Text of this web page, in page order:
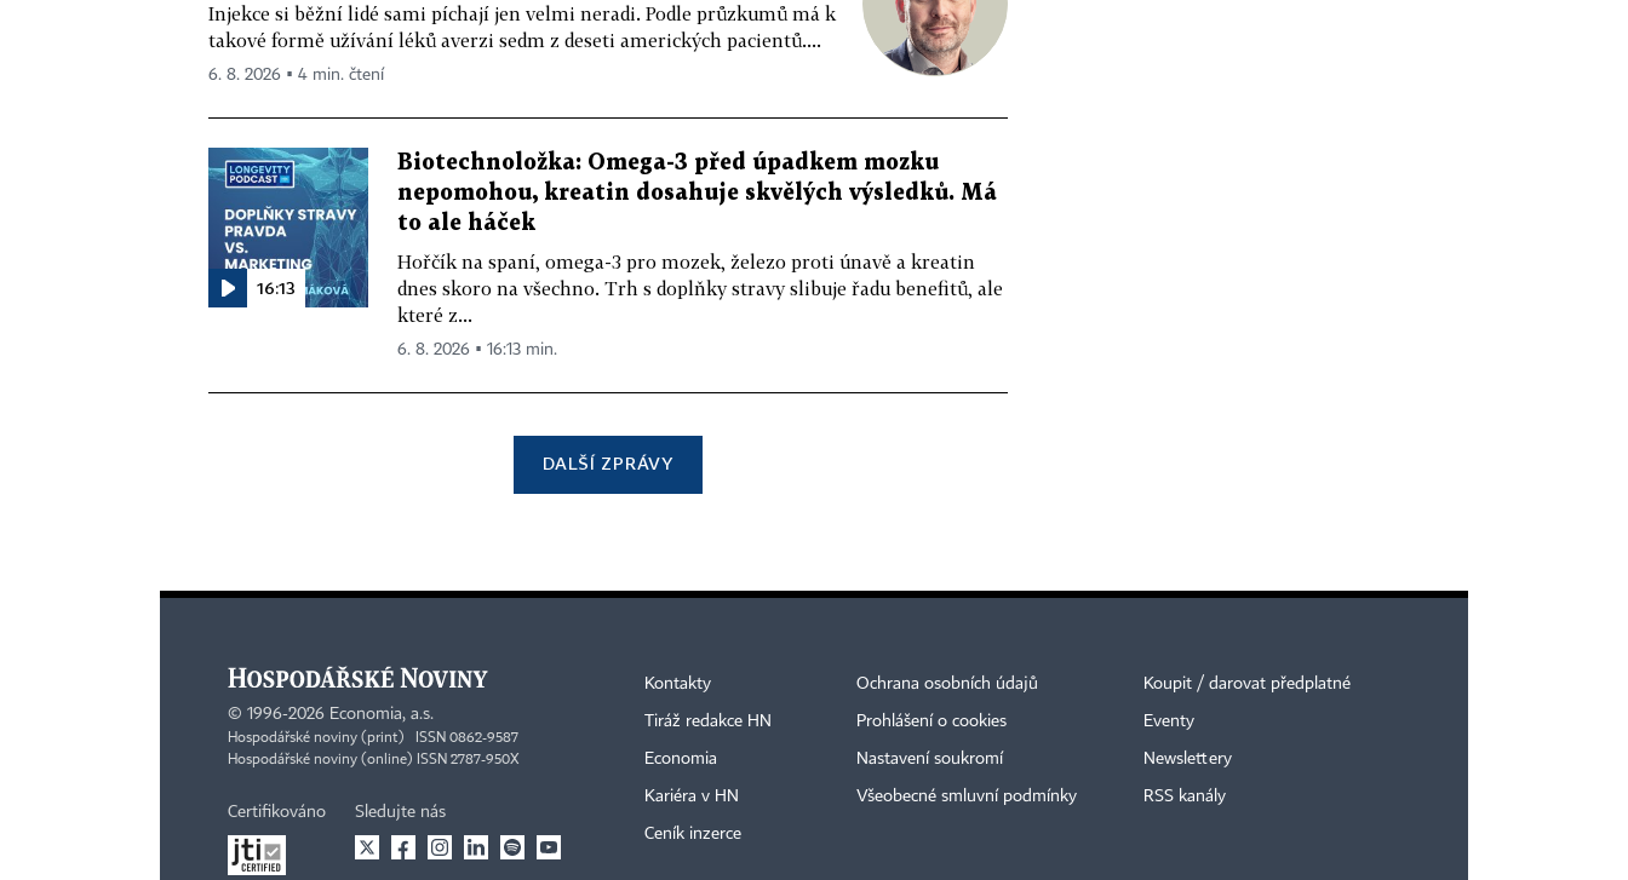
Injekce si běžní lidé sami píchají jen velmi neradi. Podle průzkumů má k
takové formě užívání léků averzi sedm z deseti amerických pacientů....
6. 8. 2026 ▪ 4 min. čtení
16:13
Biotechnoložka: Omega-3 před úpadkem mozku
nepomohou, kreatin dosahuje skvělých výsledků. Má
to ale háček
Hořčík na spaní, omega-3 pro mozek, železo proti únavě a kreatin
dnes skoro na všechno. Trh s doplňky stravy slibuje řadu benefitů, ale
které z...
6. 8. 2026 ▪ 16:13 min.
DALŠÍ ZPRÁVY
© 1996-2026 Economia, a.s.
Hospodářské noviny (print) ISSN 0862-9587
Hospodářské noviny (online) ISSN 2787-950X
Certifikováno Sledujte nás
Kontakty
Tiráž redakce HN
Economia
Kariéra v HN
Ceník inzerce
Ochrana osobních údajů
Prohlášení o cookies
Nastavení soukromí
Všeobecné smluvní podmínky
Koupit / darovat předplatné
Eventy
Newslettery
RSS kanály